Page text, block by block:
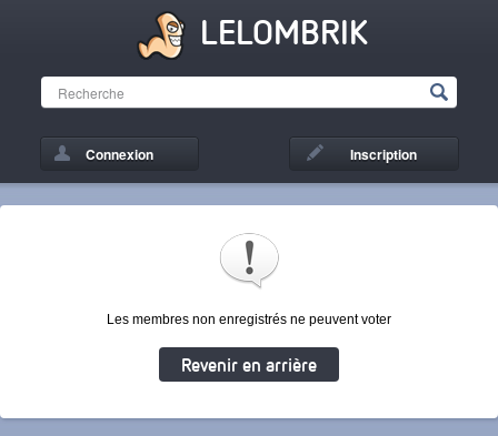
LELOMBRIK
Connexion Inscription
Les membres non enregistrés ne peuvent voter
Revenir en arrière